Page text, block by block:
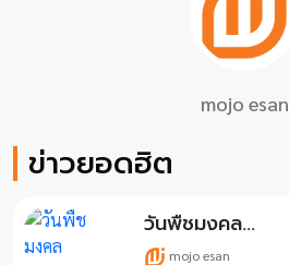
mojo esan
ข่าวยอดฮิต
วันพืชมงคล...
mojo esan